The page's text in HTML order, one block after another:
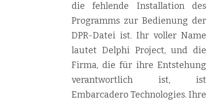
die fehlende Installation des
Programms zur Bedienung der
DPR-Datei ist. Ihr voller Name
lautet Delphi Project, und die
Firma, die für ihre Entstehung
verantwortlich ist, ist
Embarcadero Technologies. Ihre